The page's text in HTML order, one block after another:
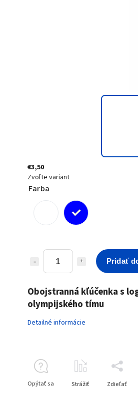
€3,50
Zvoľte variant
Farba
Pridať
Obojstranná kľúčenka s
olympijského tímu
Detailné informácie
Opýtať sa Strážiť Zdieľať